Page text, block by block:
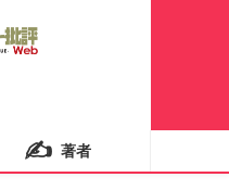
✍️ 著者